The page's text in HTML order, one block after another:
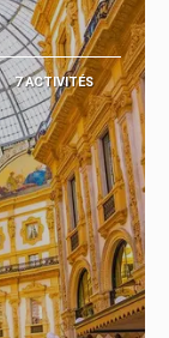
7 ACTIVITÉS